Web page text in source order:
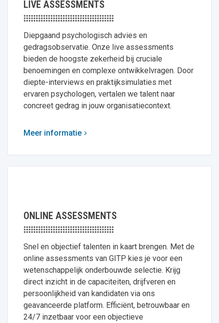
LIVE ASSESSMENTS
Diepgaand psychologisch advies en
gedragsobservatie. Onze live assessments
bieden de hoogste zekerheid bij cruciale
benoemingen en complexe ontwikkelvragen. Door
diepte-interviews en praktijksimulaties met
ervaren psychologen, vertalen we talent naar
concreet gedrag in jouw organisatiecontext.
Meer informatie
ONLINE ASSESSMENTS
Snel en objectief talenten in kaart brengen. Met de
online assessments van GITP kies je voor een
wetenschappelijk onderbouwde selectie. Krijg
direct inzicht in de capaciteiten, drijfveren en
persoonlijkheid van kandidaten via ons
geavanceerde platform. Efficiënt, betrouwbaar en
24/7 inzetbaar voor een objectieve